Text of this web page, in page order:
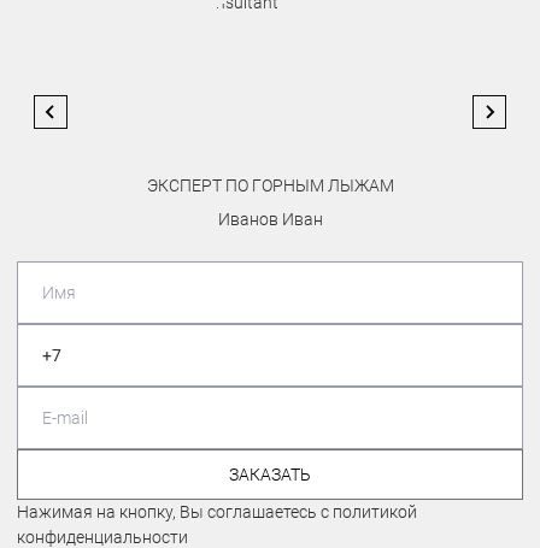
ЭКСПЕРТ ПО ГОРНЫМ ЛЫЖАМ
Иванов Иван
ЗАКАЗАТЬ
Нажимая на кнопку, Вы соглашаетесь с политикой
конфиденциальности